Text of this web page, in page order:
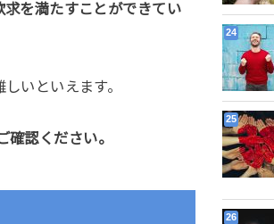
を満たすことができてい
いといえます。
確認ください。